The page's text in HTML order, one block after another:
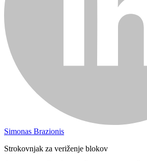
Simonas Brazionis
Strokovnjak za veriženje blokov